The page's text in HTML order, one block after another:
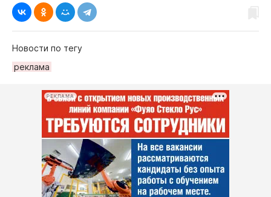
Новости по тегу
рeклама
РЕКЛАМА